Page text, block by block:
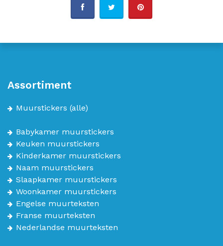
Assortiment
Muurstickers (alle)
Babykamer muurstickers
Keuken muurstickers
Kinderkamer muurstickers
Naam muurstickers
Slaapkamer muurstickers
Woonkamer muurstickers
Engelse muurteksten
Franse muurteksten
Nederlandse muurteksten